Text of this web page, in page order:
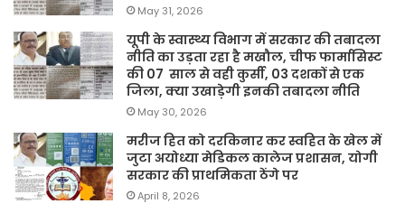
May 31, 2026
यूपी के स्वास्थ्य विभाग में सरकार की तबादला
नीति का उड़ता रहा है मखौल, चीफ फार्मासिस्ट
की 07 साल से वही कुर्सी, 03 दशकों से एक
जिला, क्या उखाड़ेगी इनकी तबादला नीति
May 30, 2026
मरीज हित को दरकिनार कर स्वहित के खेल में
जुटा अयोध्या मेडिकल कालेज प्रशासन, योगी
सरकार की प्राथमिकता ठेंगे पर
April 8, 2026